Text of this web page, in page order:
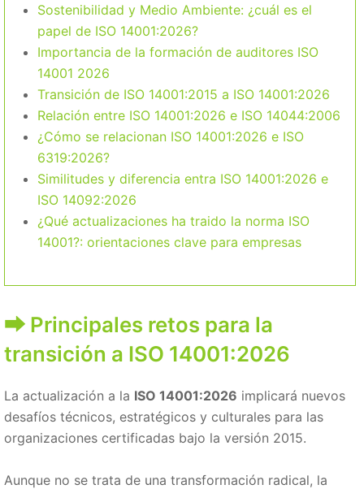
Sostenibilidad y Medio Ambiente: ¿cuál es el
papel de ISO 14001:2026?
Importancia de la formación de auditores ISO
14001 2026
Transición de ISO 14001:2015 a ISO 14001:2026
Relación entre ISO 14001:2026 e ISO 14044:2006
¿Cómo se relacionan ISO 14001:2026 e ISO
6319:2026?
Similitudes y diferencia entra ISO 14001:2026 e
ISO 14092:2026
¿Qué actualizaciones ha traido la norma ISO
14001?: orientaciones clave para empresas
Principales retos para la
transición a ISO 14001:2026
La actualización a la ISO 14001:2026 implicará nuevos
desafíos técnicos, estratégicos y culturales para las
organizaciones certificadas bajo la versión 2015.
Aunque no se trata de una transformación radical, la